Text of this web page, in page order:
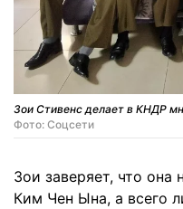
Зои Стивенс делает в КНДР
Фото: Соцсети
Зои заверяет, что
Ким Чен Ына, а всего